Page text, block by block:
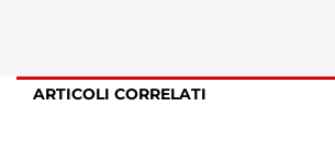
ARTICOLI CORRELATI